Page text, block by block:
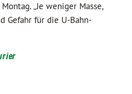
„Je weniger Masse,
Gefahr für die U-Bahn-